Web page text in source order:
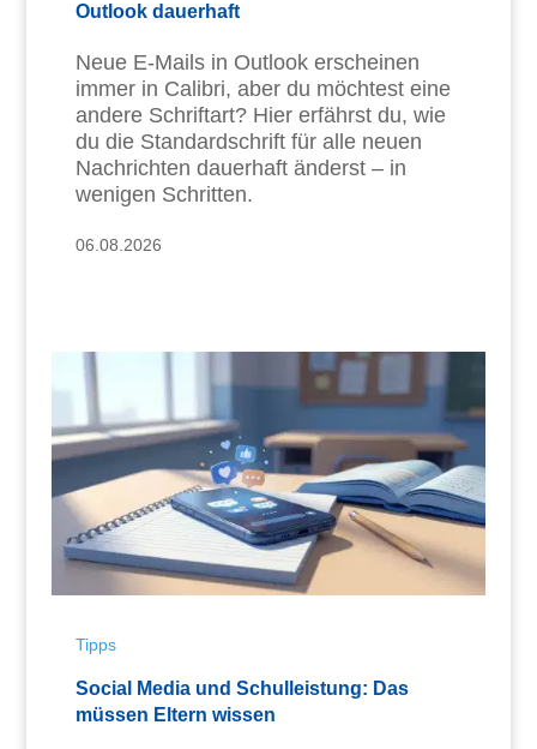
Outlook dauerhaft
Neue E-Mails in Outlook erscheinen
immer in Calibri, aber du möchtest eine
andere Schriftart? Hier erfährst du, wie
du die Standardschrift für alle neuen
Nachrichten dauerhaft änderst – in
wenigen Schritten.
06.08.2026
Tipps
Social Media und Schulleistung: Das
müssen Eltern wissen